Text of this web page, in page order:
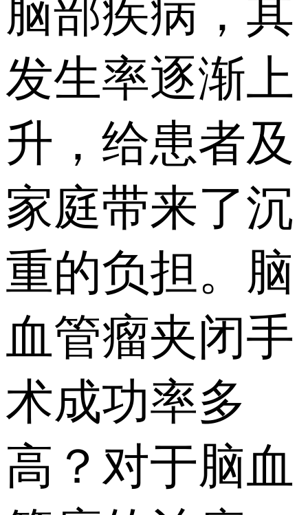
脑部疾病，其
发生率逐渐上
升，给患者及
家庭带来了沉
重的负担。脑
血管瘤夹闭手
术成功率多
高？对于脑血